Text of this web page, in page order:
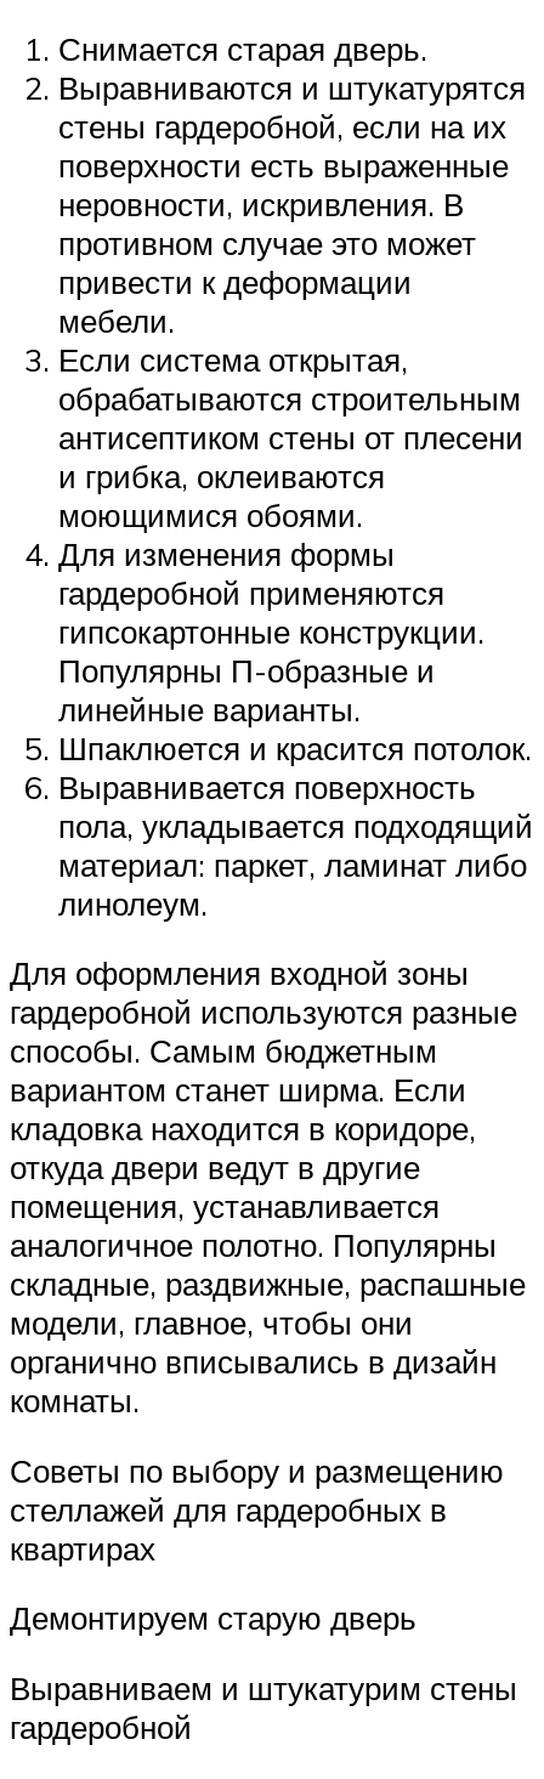
Снимается старая дверь.
Выравниваются и штукатурятся
стены гардеробной, если на их
поверхности есть выраженные
неровности, искривления. В
противном случае это может
привести к деформации
мебели.
Если система открытая,
обрабатываются строительным
антисептиком стены от плесени
и грибка, оклеиваются
моющимися обоями.
Для изменения формы
гардеробной применяются
гипсокартонные конструкции.
Популярны П-образные и
линейные варианты.
Шпаклюется и красится потолок.
Выравнивается поверхность
пола, укладывается подходящий
материал: паркет, ламинат либо
линолеум.
Для оформления входной зоны
гардеробной используются разные
способы. Самым бюджетным
вариантом станет ширма. Если
кладовка находится в коридоре,
откуда двери ведут в другие
помещения, устанавливается
аналогичное полотно. Популярны
складные, раздвижные, распашные
модели, главное, чтобы они
органично вписывались в дизайн
комнаты.
Советы по выбору и размещению
стеллажей для гардеробных в
квартирах
Демонтируем старую дверь
Выравниваем и штукатурим стены
гардеробной